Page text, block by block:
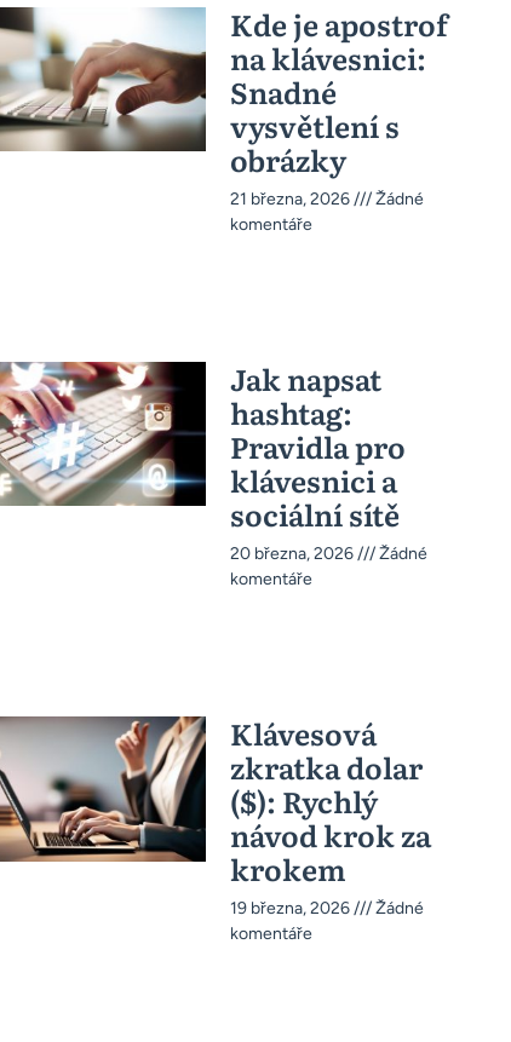
Kde je apostrof
na klávesnici:
Snadné
vysvětlení s
obrázky
21 března, 2026
Žádné
komentáře
Jak napsat
hashtag:
Pravidla pro
klávesnici a
sociální sítě
20 března, 2026
Žádné
komentáře
Klávesová
zkratka dolar
($): Rychlý
návod krok za
krokem
19 března, 2026
Žádné
komentáře